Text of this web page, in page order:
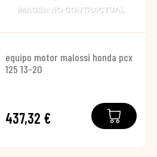
equipo motor malossi honda pcx
125 13-20
437,32 €